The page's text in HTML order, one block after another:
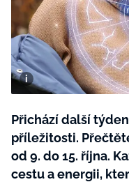
Testy a kvízy
Všechny kategorie
Tvoření
Rady a tipy
Přichází další
příležitosti.
od 9. do 15. října.
cestu a energii,